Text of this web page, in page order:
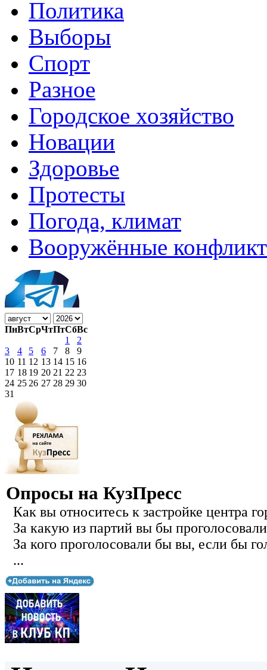
Политика
Выборы
Спорт
Разное
Городское хозяйство
Новации
Здоровье
Протесты
Погода, климат
Вооружённые
ПнВтСрЧтПтСбВс
1
2
3
4 5 6 7 8
9
10 11 12 13 14 15 16
17 18 19 20 21 22 23
24 25 26 27 28 29 30
31
Опросы на КузПресс
Как вы относитесь к застройке центра
За какую из партий вы бы
За кого проголосовали бы вы, если бы
...